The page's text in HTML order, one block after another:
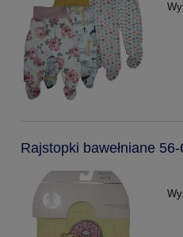
Rajstopki bawełniane 56-